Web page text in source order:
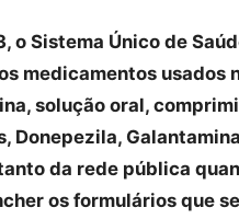
o Sistema Único de
medicamentos usados
solução oral,
Donepezila,
da rede pública
os formulários que